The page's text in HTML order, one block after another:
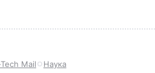
Mail Наука